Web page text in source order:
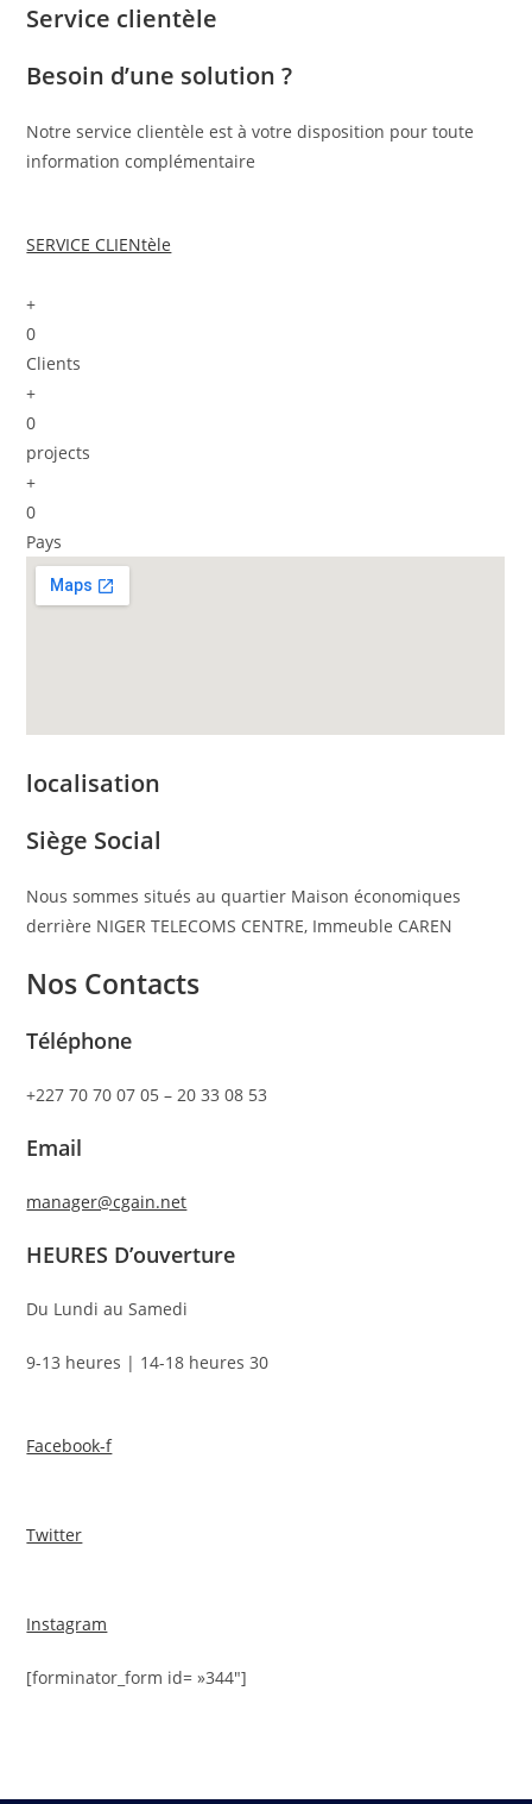
Service clientèle
Besoin d’une solution ?
Notre service clientèle est à votre disposition pour toute
information complémentaire
SERVICE CLIENtèle
+
0
Clients
+
0
projects
+
0
Pays
localisation
Siège Social
Nous sommes situés au quartier Maison économiques
derrière NIGER TELECOMS CENTRE, Immeuble CAREN
Nos Contacts
Téléphone
+227 70 70 07 05 – 20 33 08 53
Email
manager@cgain.net
HEURES D’ouverture
Du Lundi au Samedi
9-13 heures | 14-18 heures 30
Facebook-f
Twitter
Instagram
[forminator_form id= »344″]